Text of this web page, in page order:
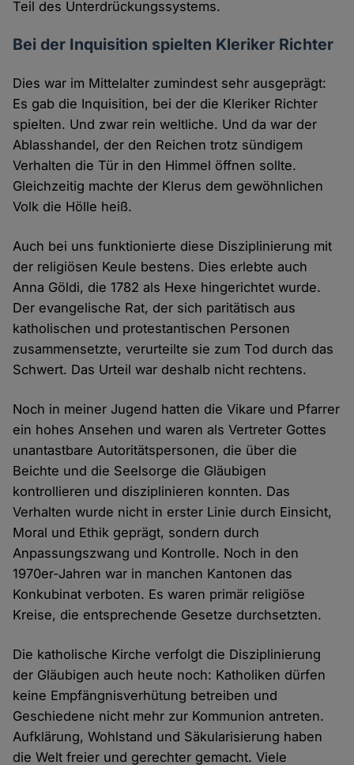
Teil des Unterdrückungssystems.
Bei der Inquisition spielten Kleriker Richter
Dies war im Mittelalter zumindest sehr ausgeprägt:
Es gab die Inquisition, bei der die Kleriker Richter
spielten. Und zwar rein weltliche. Und da war der
Ablasshandel, der den Reichen trotz sündigem
Verhalten die Tür in den Himmel öffnen sollte.
Gleichzeitig machte der Klerus dem gewöhnlichen
Volk die Hölle heiß.
Auch bei uns funktionierte diese Disziplinierung mit
der religiösen Keule bestens. Dies erlebte auch
Anna Göldi, die 1782 als Hexe hingerichtet wurde.
Der evangelische Rat, der sich paritätisch aus
katholischen und protestantischen Personen
zusammensetzte, verurteilte sie zum Tod durch das
Schwert. Das Urteil war deshalb nicht rechtens.
Noch in meiner Jugend hatten die Vikare und Pfarrer
ein hohes Ansehen und waren als Vertreter Gottes
unantastbare Autoritätspersonen, die über die
Beichte und die Seelsorge die Gläubigen
kontrollieren und disziplinieren konnten. Das
Verhalten wurde nicht in erster Linie durch Einsicht,
Moral und Ethik geprägt, sondern durch
Anpassungszwang und Kontrolle. Noch in den
1970er-Jahren war in manchen Kantonen das
Konkubinat verboten. Es waren primär religiöse
Kreise, die entsprechende Gesetze durchsetzten.
Die katholische Kirche verfolgt die Disziplinierung
der Gläubigen auch heute noch: Katholiken dürfen
keine Empfängnisverhütung betreiben und
Geschiedene nicht mehr zur Kommunion antreten.
Aufklärung, Wohlstand und Säkularisierung haben
die Welt freier und gerechter gemacht. Viele